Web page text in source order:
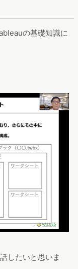
の基礎知識に
したいと思いま